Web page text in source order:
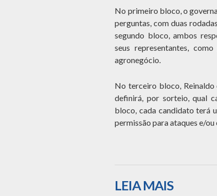
No primeiro bloco, o
perguntas, com duas
segundo bloco, ambos
seus representantes,
agronegócio.
No terceiro bloco,
definirá, por sorteio, qual
bloco, cada candidato terá
permissão para ataques e/ou
LEIA MAIS